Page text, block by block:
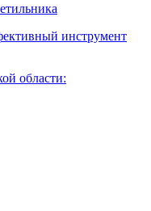
инструмент
области: